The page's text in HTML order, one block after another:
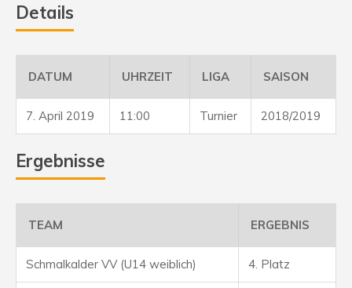
Details
DATUM UHRZEIT LIGA SAISON
7. April 2019 11:00 Turnier 2018/2019
Ergebnisse
TEAM ERGEBNIS
Schmalkalder VV (U14 weiblich) 4. Platz